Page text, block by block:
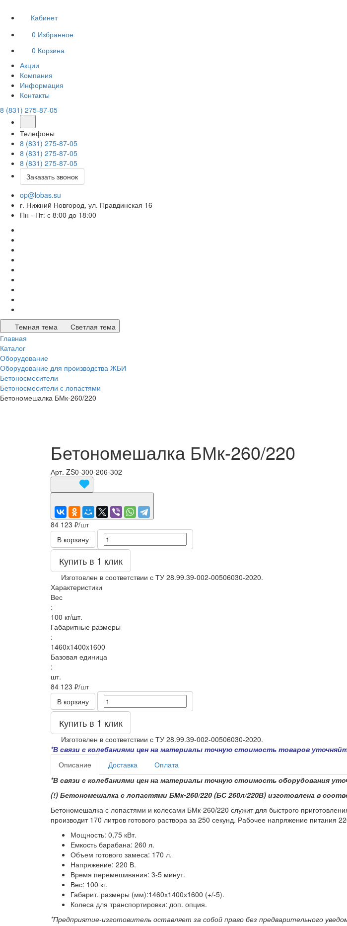
Кабинет
0 Избранное
0 Корзина
Акции
Компания
Информация
Контакты
8 (831) 275-87-05
Телефоны
8 (831) 275-87-05
8 (831) 275-87-05
8 (831) 275-87-05
Заказать звонок
op@lobas.su
г. Нижний Новгород, ул. Правдинская 16
Пн - Пт: с 8:00 до 18:00
Темная тема
Светлая тема
Главная
Каталог
Оборудование
Оборудование для производства ЖБИ
Бетоносмесители
Бетоносмесители с лопастями
Бетономешалка БМк-260/220
Бетономешалка БМк-260/220
Арт. ZS0-300-206-302
84 123 ₽/шт
В корзину
Купить в 1 клик
Изготовлен в соответствии с ТУ 28.99.39-002-00506030-2020.
Характеристики
Вес
:
100 кг/шт.
Габаритные размеры
:
1460x1400x1600
Базовая единица
:
шт.
84 123 ₽/шт
В корзину
Купить в 1 клик
Изготовлен в соответствии с ТУ 28.99.39-002-00506030-2020.
*В связи с колебаниями цен на материалы точную стоимость товаров
Описание
Доставка
Оплата
*В связи с колебаниями цен на материалы точную стоимость оборудования
(!) Бетономешалка с лопастями БМк-260/220 (БС 260л/220В) изготовлена в
Бетономешалка с лопастями и колесами БМк-260/220 служит для быстрого
производит 170 литров готового раствора за 250 секунд. Рабочее напряжение питания
Мощность: 0,75 кВт.
Емкость барабана: 260 л.
Объем готового замеса: 170 л.
Напряжение: 220 В.
Время перемешивания: 3-5 минут.
Вес: 100 кг.
Габарит. размеры (мм):1460х1400х1600 (+/-5).
Колеса для транспортировки: доп. опция.
*Предприятие-изготовитель оставляет за собой право без предварительного